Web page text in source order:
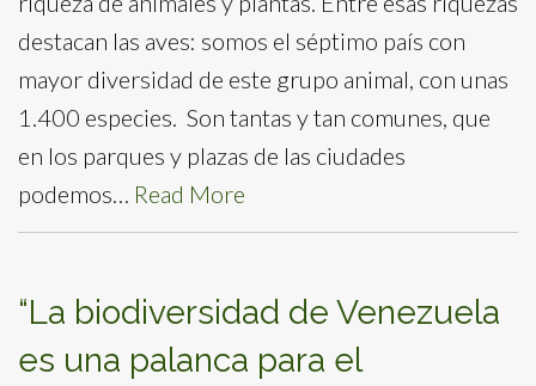
destacan las aves: somos el séptimo país con
mayor diversidad de este grupo animal, con unas
1.400 especies. Son tantas y tan comunes, que
en los parques y plazas de las ciudades
podemos… Read More
“La biodiversidad de Venezuela
es una palanca para el